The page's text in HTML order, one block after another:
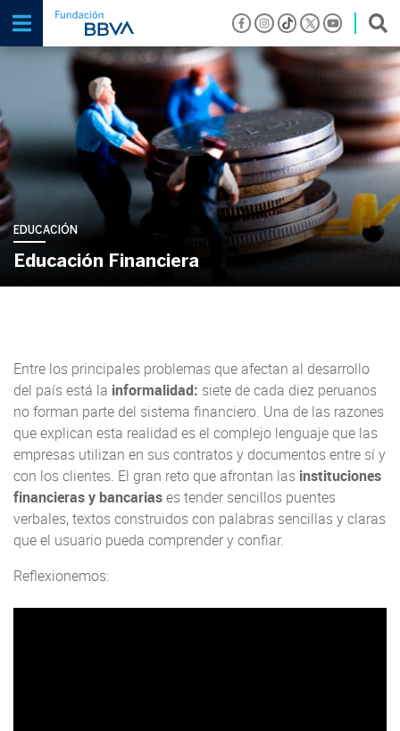
EDUCACIÓN
Educación Financiera
Entre los principales problemas que afectan al desarrollo
del país está la informalidad: siete de cada diez peruanos
no forman parte del sistema financiero. Una de las razones
que explican esta realidad es el complejo lenguaje que las
empresas utilizan en sus contratos y documentos entre sí y
con los clientes. El gran reto que afrontan las instituciones
financieras y bancariases tender sencillos puentes
verbales, textos construidos con palabras sencillas y claras
que el usuario pueda comprender y confiar.
Reflexionemos: